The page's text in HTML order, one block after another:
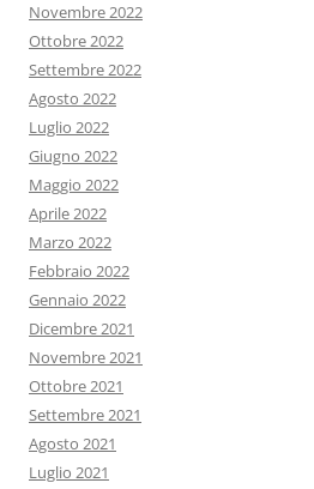
Novembre 2022
Ottobre 2022
Settembre 2022
Agosto 2022
Luglio 2022
Giugno 2022
Maggio 2022
Aprile 2022
Marzo 2022
Febbraio 2022
Gennaio 2022
Dicembre 2021
Novembre 2021
Ottobre 2021
Settembre 2021
Agosto 2021
Luglio 2021